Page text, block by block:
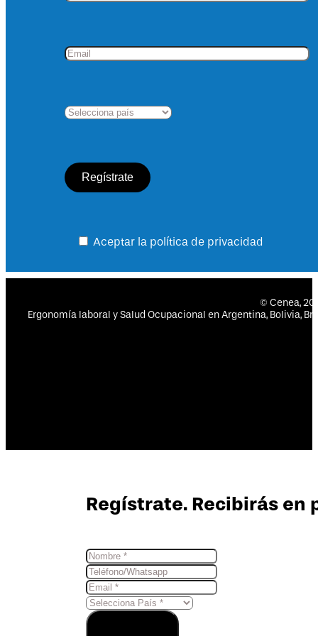
Aceptar la política de privacidad
© Cenea,
Ergonomía laboral y Salud Ocupacional en Argentina, Bolivia,
Regístrate. Recibirás en